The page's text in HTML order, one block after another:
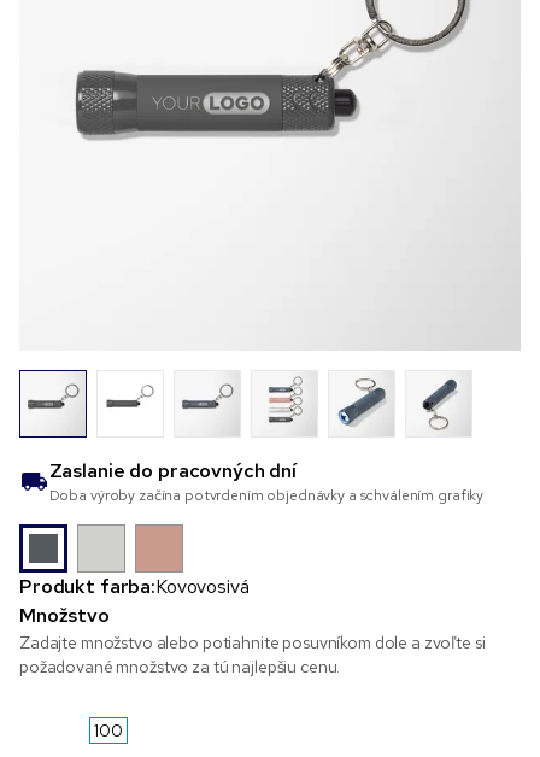
Zaslanie do pracovných dní
Doba výroby začína potvrdením objednávky a schválením grafiky
Produkt farba:Kovovosivá
Množstvo
Zadajte množstvo alebo potiahnite posuvníkom dole a zvoľte si
požadované množstvo za tú najlepšiu cenu.
100